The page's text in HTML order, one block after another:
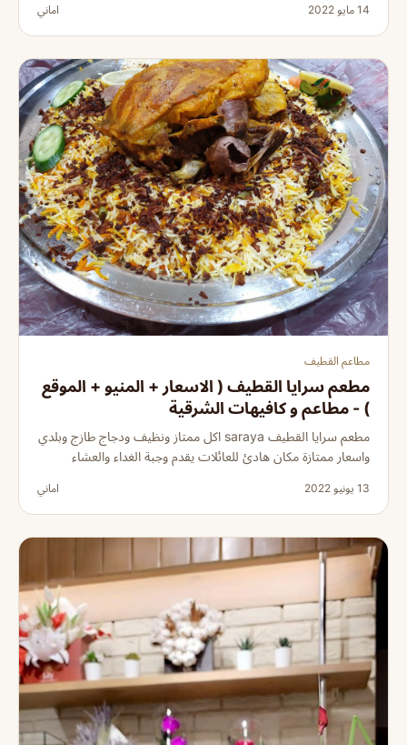
14 مايو 2022 اماني
مطاعم القطيف
مطعم سرايا القطيف ( الاسعار + المنيو + الموقع
) - مطاعم و كافيهات الشرقية
مطعم سرايا القطيف saraya اكل ممتاز ونظيف ودجاج طازج وبلدي
واسعار ممتازة مكان هادئ للعائلات يقدم وجبة الغداء والعشاء
13 يونيو 2022 اماني